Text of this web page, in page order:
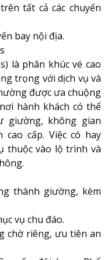
tất cả các chuyến
bay nội địa.
là phân khúc vé cao
trọng với dịch vụ và
được ưa chuộng
hành khách có thể
giường, không gian
cấp. Việc có hay
thuộc vào lộ trình và
thành giường, kèm
vụ chu đáo.
chờ riêng, ưu tiên an